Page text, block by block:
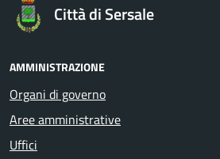
Città di Sersale
AMMINISTRAZIONE
Organi di governo
Aree amministrative
Uffici